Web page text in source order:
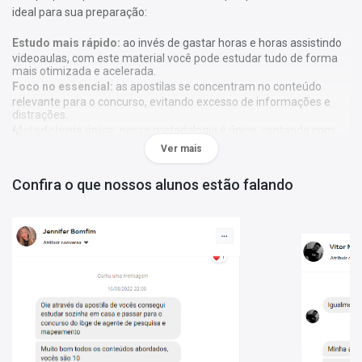
ideal para sua preparação:
Estudo mais rápido: ao invés de gastar horas e horas assistindo
videoaulas, com este material você pode estudar tudo de forma
mais otimizada e acelerada.
Foco no essencial: as apostilas se concentram no conteúdo
relevante para o concurso, evitando excesso de informações e
distrações.
Metodologia única:
diversos recursos de aprendizagem que irão acelerar seu
aprendizado, gráficos, tabelas e destaques do que é mais
01/2025, por professores especializados em cada matéria e com
Conteúdo teórico completo:
necessária para uma preparação eficiente;
Questões gabaritadas:
perfil da prova, para reforçar o aprendizado;
Ver mais
Confira o que nossos alunos estão falando